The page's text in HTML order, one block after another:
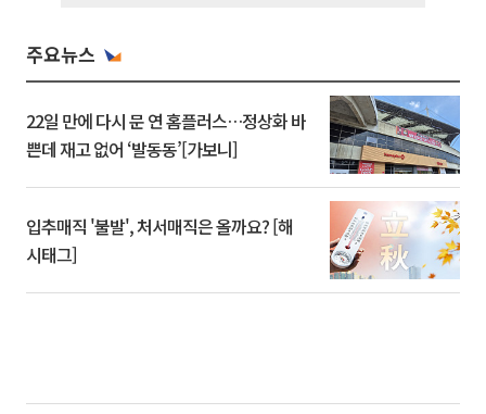
주요뉴스
22일 만에 다시 문 연 홈플러스…정상화 바
쁜데 재고 없어 ‘발동동’[가보니]
입추매직 '불발', 처서매직은 올까요? [해
시태그]